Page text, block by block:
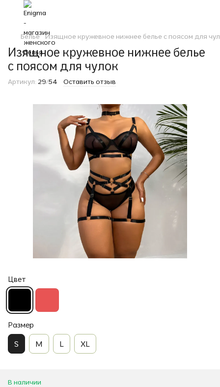
Белье Изящное кружевное нижнее белье с поясом для
Изящное кружевное нижнее белье
с поясом для чулок
Артикул: 29/54 Оставить отзыв
Цвет
Размер
S M L XL
В наличии